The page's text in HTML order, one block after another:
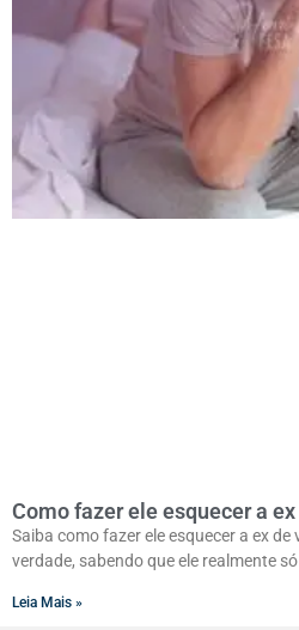
Como fazer ele esquecer a
Saiba como fazer ele esquecer a ex
verdade, sabendo que ele realmente
Leia Mais »